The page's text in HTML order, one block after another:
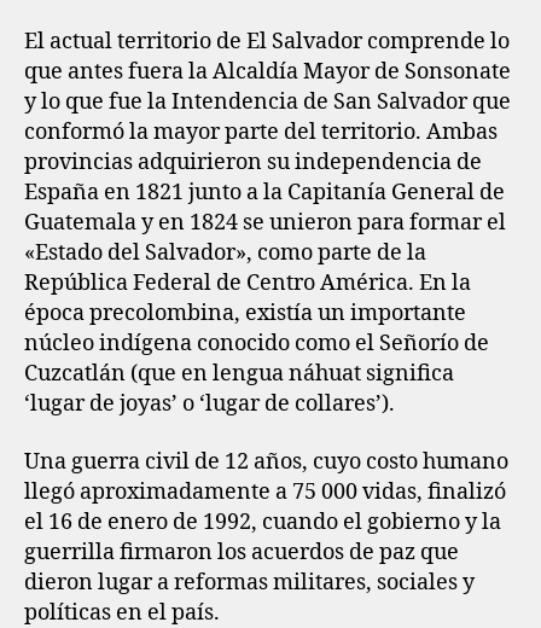
El actual territorio de El Salvador comprende lo
que antes fuera la Alcaldía Mayor de Sonsonate
y lo que fue la Intendencia de San Salvador que
conformó la mayor parte del territorio. Ambas
provincias adquirieron su independencia de
España en 1821 junto a la Capitanía General de
Guatemala y en 1824 se unieron para formar el
«Estado del Salvador»,​ como parte de la
República Federal de Centro América. En la
época precolombina, existía un importante
núcleo indígena conocido como el Señorío de
Cuzcatlán (que en lengua náhuat significa
‘lugar de joyas’ o ‘lugar de collares’).
Una guerra civil de 12 años, cuyo costo humano
llegó aproximadamente a 75 000 vidas, finalizó
el 16 de enero de 1992, cuando el gobierno y la
guerrilla firmaron los acuerdos de paz que
dieron lugar a reformas militares, sociales y
políticas en el país.